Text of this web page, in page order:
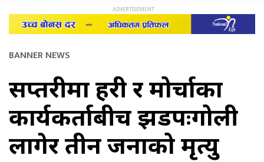
BANNER NEWS
सप्तरीमा प्रहरी र मोर्चाका
कार्यकर्ताबीच झडपःगोली
लागेर तीन जनाको मृत्यु